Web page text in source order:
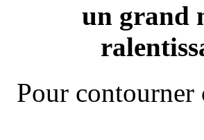
un grand
Pour contourner